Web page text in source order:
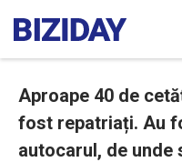
Aproape 40 de
fost repatriați. Au
autocarul, de unde